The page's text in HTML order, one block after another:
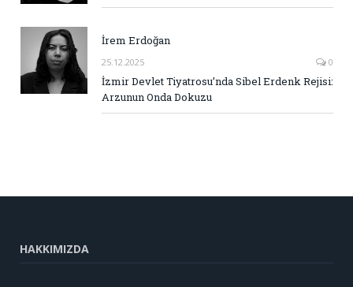
İrem Erdoğan
25.12.2025 0
İzmir Devlet Tiyatrosu’nda Sibel Erdenk Rejisi:
Arzunun Onda Dokuzu
HAKKIMIZDA